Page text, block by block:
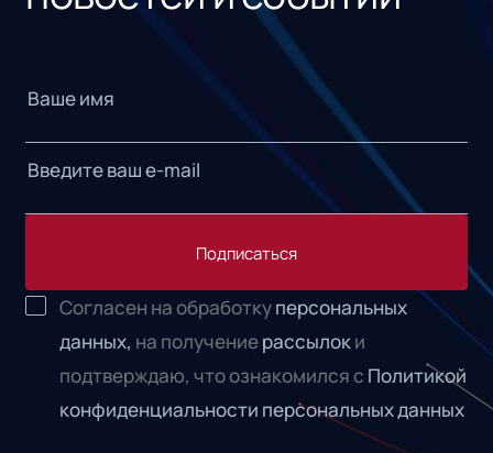
Подписаться
Согласен на обработкуперсональных
данных, на получениерассылоки
подтверждаю, что ознакомился с Политикой
конфиденциальности персональных данных